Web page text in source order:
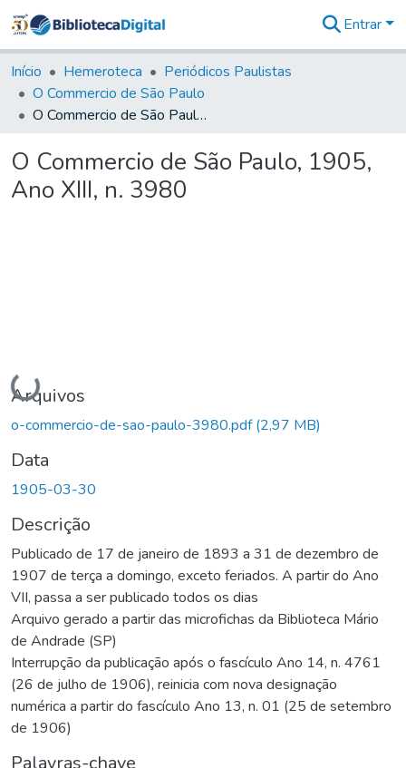
&
Coleções
Tudo na
Biblioteca
Estatísticas
Entrar
Início Hemeroteca
Periódicos Paulistas
O Commercio de São Paulo
O Commercio de São Paulo, 1905, Ano XIII, n. 3980
O Commercio de São Paulo, 1905,
Ano XIII, n. 3980
Carregando...
Arquivos
o-commercio-de-sao-paulo-3980.pdf(2,97 MB)
Data
1905-03-30
Descrição
Publicado de 17 de janeiro de 1893 a 31 de dezembro de
1907 de terça a domingo, exceto feriados. A partir do Ano
VII, passa a ser publicado todos os dias
Arquivo gerado a partir das microfichas da Biblioteca Mário
de Andrade (SP)
Interrupção da publicação após o fascículo Ano 14, n. 4761
(26 de julho de 1906), reinicia com nova designação
numérica a partir do fascículo Ano 13, n. 01 (25 de setembro
de 1906)
Palavras-chave